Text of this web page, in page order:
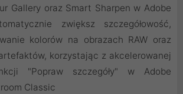
Gallery oraz Smart Sharpen w Adobe
zwiększ szczegółowość,
kolorów na obrazach RAW oraz
korzystając z akcelerowanej
"Popraw szczegóły" w Adobe
Classic